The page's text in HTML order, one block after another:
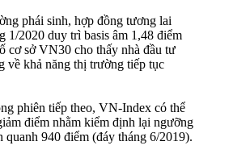
phái sinh, hợp đồng tương lai
1/2020 duy trì basis âm 1,48 điểm
cơ sở VN30 cho thấy nhà đầu tư
về khả năng thị trường tiếp tục
phiên tiếp theo, VN-Index có thể
điểm nhằm kiểm định lại ngưỡng
quanh 940 điểm (đáy tháng 6/2019).